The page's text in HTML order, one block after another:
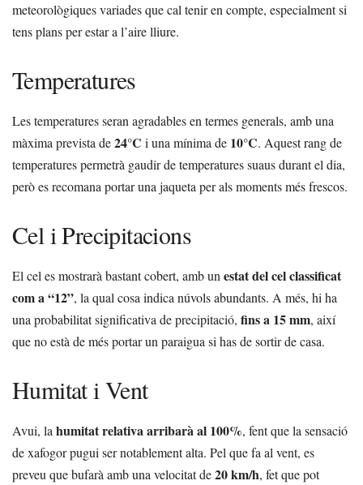
meteorològiques variades que cal tenir en compte, especialment si
tens plans per estar a l’aire lliure.
Temperatures
Les temperatures seran agradables en termes generals, amb una
màxima prevista de24°C i una mínima de 10°C. Aquest rang de
temperatures permetrà gaudir de temperatures suaus durant el dia,
però es recomana portar una jaqueta per als moments més frescos.
Cel i Precipitacions
El cel es mostrarà bastant cobert, amb unestat del cel classificat
com a “12”, la qual cosa indica núvols abundants. A més, hi ha
una probabilitat significativa de precipitació, fins a 15 mm, així
que no està de més portar un paraigua si has de sortir de casa.
Humitat i Vent
Avui, lahumitat relativa arribarà al 100%, fent que la sensació
de xafogor pugui ser notablement alta. Pel que fa al vent, es
preveu que bufarà amb una velocitat de20 km/h, fet que pot